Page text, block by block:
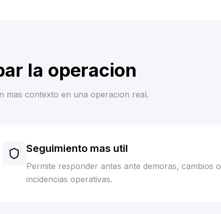
la operacion
mas contexto en una operacion real.
Seguimiento mas util
Permite responder antes ante demoras, cambios o
incidencias operativas.